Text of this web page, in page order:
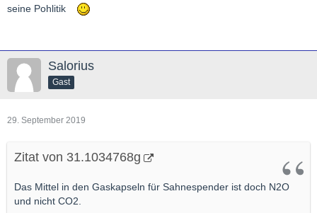
seine Pohlitik
Salorius
Gast
29. September 2019
Zitat von 31.1034768g
Das Mittel in den Gaskapseln für Sahnespender ist doch N2O
und nicht CO2.